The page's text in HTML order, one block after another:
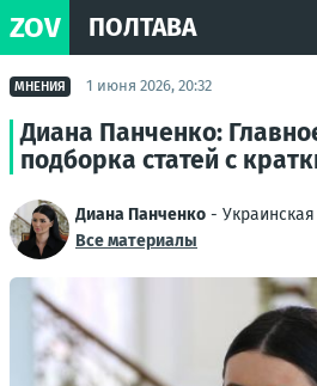
ZOV ПОЛТАВА
МНЕНИЯ 1 июня 2026, 20:32
Диана Панченко:
подборка статей с
Диана Панченко -
Все материалы